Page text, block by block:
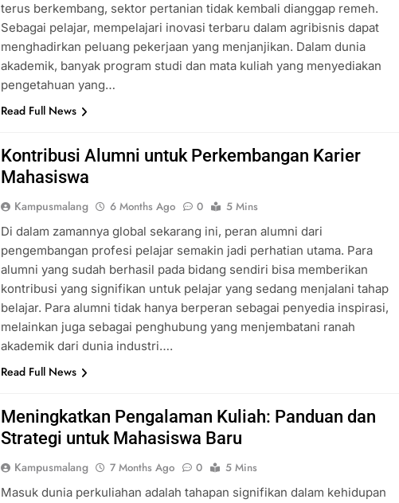
terus berkembang, sektor pertanian tidak kembali dianggap remeh.
Sebagai pelajar, mempelajari inovasi terbaru dalam agribisnis dapat
menghadirkan peluang pekerjaan yang menjanjikan. Dalam dunia
akademik, banyak program studi dan mata kuliah yang menyediakan
pengetahuan yang…
Read Full News
Kontribusi Alumni untuk Perkembangan Karier
Mahasiswa
Kampusmalang 6 Months Ago 0
5 Mins
Di dalam zamannya global sekarang ini, peran alumni dari
pengembangan profesi pelajar semakin jadi perhatian utama. Para
alumni yang sudah berhasil pada bidang sendiri bisa memberikan
kontribusi yang signifikan untuk pelajar yang sedang menjalani tahap
belajar. Para alumni tidak hanya berperan sebagai penyedia inspirasi,
melainkan juga sebagai penghubung yang menjembatani ranah
akademik dari dunia industri….
Read Full News
Meningkatkan Pengalaman Kuliah: Panduan dan
Strategi untuk Mahasiswa Baru
Kampusmalang 7 Months Ago 0
5 Mins
Masuk dunia perkuliahan adalah tahapan signifikan dalam kehidupan